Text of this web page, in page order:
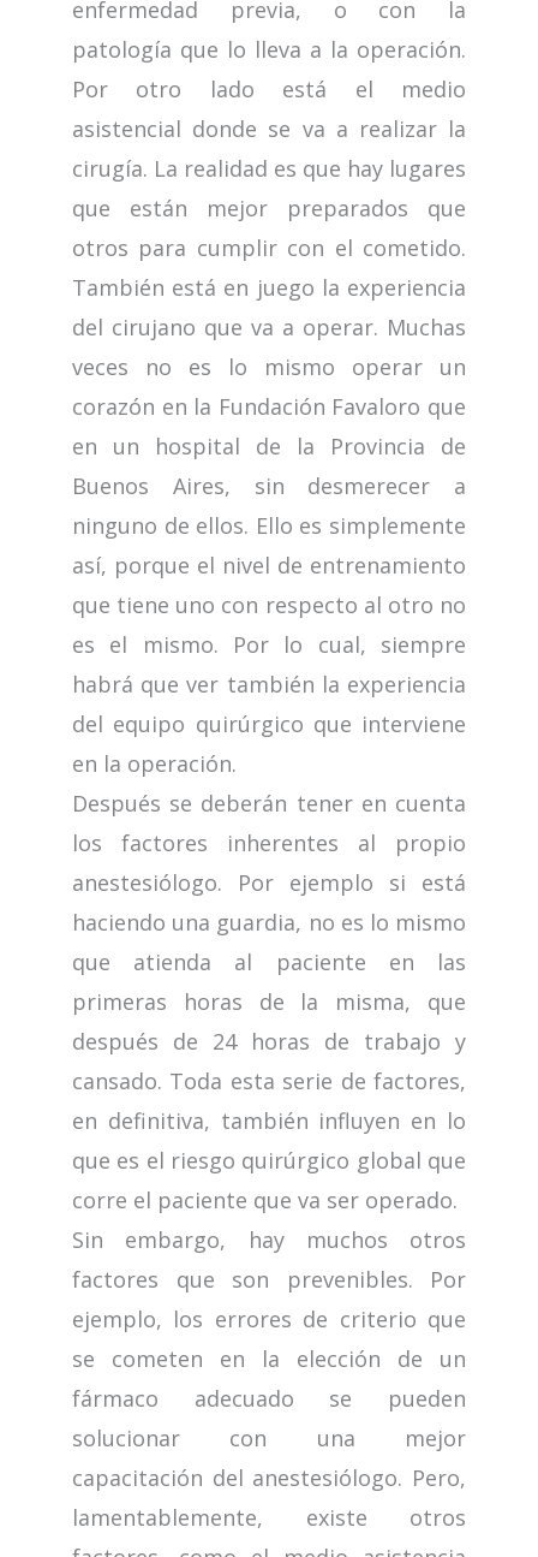
enfermedad previa, o con la
patología que lo lleva a la operación.
Por otro lado está el medio
asistencial donde se va a realizar la
cirugía. La realidad es que hay lugares
que están mejor preparados que
otros para cumplir con el cometido.
También está en juego la experiencia
del cirujano que va a operar. Muchas
veces no es lo mismo operar un
corazón en la Fundación Favaloro que
en un hospital de la Provincia de
Buenos Aires, sin desmerecer a
ninguno de ellos. Ello es simplemente
así, porque el nivel de entrenamiento
que tiene uno con respecto al otro no
es el mismo. Por lo cual, siempre
habrá que ver también la experiencia
del equipo quirúrgico que interviene
en la operación.
Después se deberán tener en cuenta
los factores inherentes al propio
anestesiólogo. Por ejemplo si está
haciendo una guardia, no es lo mismo
que atienda al paciente en las
primeras horas de la misma, que
después de 24 horas de trabajo y
cansado. Toda esta serie de factores,
en definitiva, también influyen en lo
que es el riesgo quirúrgico global que
corre el paciente que va ser operado.
Sin embargo, hay muchos otros
factores que son prevenibles. Por
ejemplo, los errores de criterio que
se cometen en la elección de un
fármaco adecuado se pueden
solucionar con una mejor
capacitación del anestesiólogo. Pero,
lamentablemente, existe otros